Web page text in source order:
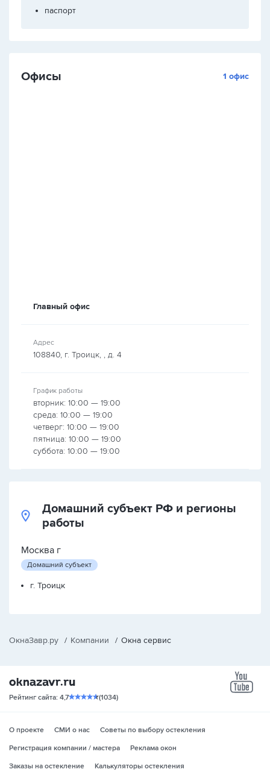
паспорт
Офисы 1 офис
Главный офис
Адрес
108840, г. Троицк, , д. 4
График работы
вторник: 10:00 — 19:00
среда: 10:00 — 19:00
четверг: 10:00 — 19:00
пятница: 10:00 — 19:00
суббота: 10:00 — 19:00
Домашний субъект РФ и регионы
работы
Москва г
Домашний субъект
г. Троицк
ОкнаЗавр.ру / Компании / Окна сервис
Рейтинг сайта: 4,7 (1034)
О проекте СМИ о нас
Советы по выбору остекления
Регистрация компании / мастера
Реклама окон
Заказы на остекление
Калькуляторы остекления